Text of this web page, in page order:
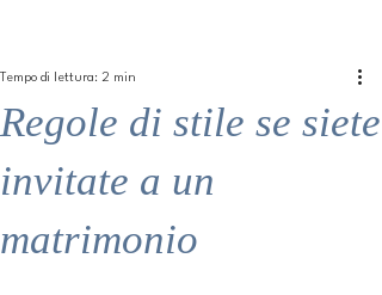
Regole di stile se siete
invitate a un
matrimonio
Tempo di lettura: 2 min